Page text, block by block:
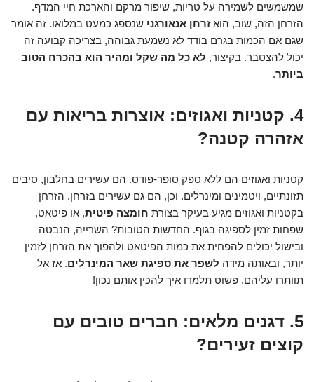
שמשמשים לשמירה על טריות, שיפור מרקם והארכת חיי המדף.
הזרחן הזה, שוב, הואזרחן אנאורגני שנספג כמעט במלואו. זה אומר
שגם אם הכמות בגרם בודד לא נשמעת גבוהה, בצריכה קבועה זה
יכול להצטבר. בקיצור, לא כל מה שקל ומהיר הוא בהכרח הטוב
ביותר.
4. קטניות ואגוזים: אוצרות בריאות עם
אזהרה קטנה?
קטניות ואגוזים הם ללא ספק סופר-פודס. הם עשירים בחלבון, סיבים
תזונתיים, ויטמינים ומינרלים. וכן, הם גם עשירים בזרחן. הזרחן
בקטניות ואגוזים מגיע בעיקר בצורת חומצה פיטית, או פיטאט,
שפחות זמין לספיגה בגוף. החדשות הטובות? השרייה, הנבטה
ובישול יכולים להפחית את כמות הפיטאט ולהפוך את הזרחן לזמין
יותר, ובאותה מידה לשפר את ספיגת שאר המינרלים. אז אל
תוותרו עליהם, פשוט תלמדו איך להכין אותם נכון!
5. דגנים מלאים: חברים טובים עם
קוצים זעירים?